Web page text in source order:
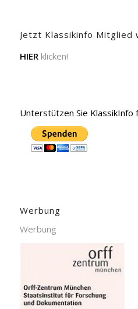
Jetzt Klassikinfo Mitglied
HIER klicken!
Unterstützen Sie KlassikInfo
Werbung
Werbung